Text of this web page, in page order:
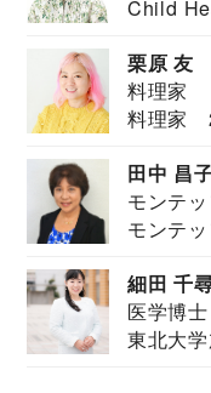
Child
栗原 友
料理家
料理家
田中 昌
モンテ
ズハウ
モンテ
細田 千
医学博
東北大